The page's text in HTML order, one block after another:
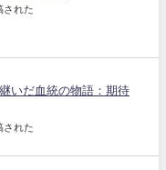
された
いだ血統の物語：期待
された